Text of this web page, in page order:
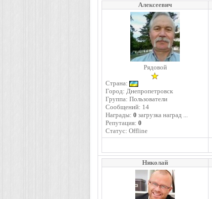
Алексеевич
Рядовой
Страна:
Город: Днепропетровск
Группа: Пользователи
Сообщений: 14
Награды: 0 загрузка наград ...
Репутация: 0
Статус: Offline
Николай